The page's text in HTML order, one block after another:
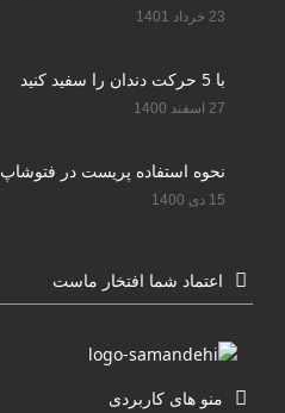
23 خرداد 1401
با 5 حرکت دندان را سفید کنید
27 اسفند 1400
نحوه استفاده پریست در فتوشاپ
15 دی 1400
اعتماد شما افتخار ماست
منو های کاربردی